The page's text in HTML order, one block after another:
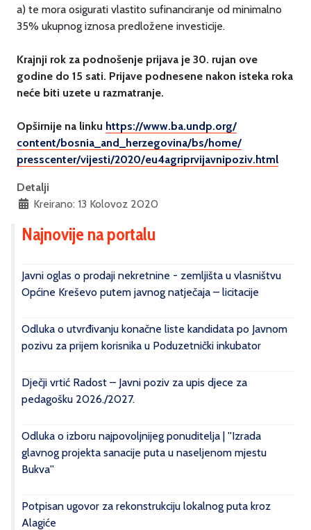
a) te mora osigurati vlastito sufinanciranje od minimalno
35% ukupnog iznosa predložene investicije.
Krajnji rok za podnošenje prijava je 30. rujan ove
godine do 15 sati. Prijave podnesene nakon isteka roka
neće biti uzete u razmatranje.
Opširnije na linku https://www.ba.undp.org/
content/bosnia_and_ herzegovina/bs/home/
presscenter/vijesti/2020/eu4agriprvijavnipoziv.html
Detalji
Kreirano: 13 Kolovoz 2020
Najnovije na portalu
Javni oglas o prodaji nekretnine - zemljišta u vlasništvu
Općine Kreševo putem javnog natječaja – licitacije
Odluka o utvrđivanju konačne liste kandidata po Javnom
pozivu za prijem korisnika u Poduzetnički inkubator
Dječji vrtić Radost – Javni poziv za upis djece za
pedagošku 2026./2027.
Odluka o izboru najpovoljnijeg ponuditelja | ''Izrada
glavnog projekta sanacije puta u naseljenom mjestu
Bukva''
Potpisan ugovor za rekonstrukciju lokalnog puta kroz
Alagiće